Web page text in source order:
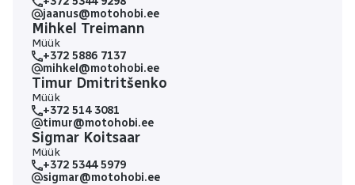
jaanus@motohobi.ee
Mihkel Treimann
Müük
+372 5886 7137
mihkel@motohobi.ee
Timur Dmitritšenko
Müük
+372 514 3081
timur@motohobi.ee
Sigmar Koitsaar
Müük
+372 5344 5979
sigmar@motohobi.ee